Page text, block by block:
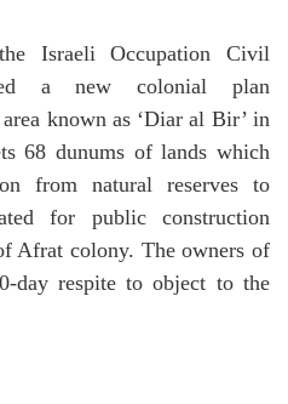
Israeli Occupation Civil
a new colonial plan
known as ‘Diar al Bir’ in
68 dunums of lands which
from natural reserves to
for public construction
Afrat colony. The owners of
day respite to object to the